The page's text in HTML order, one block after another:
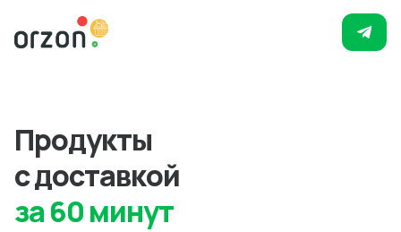
Продукты
с доставкой
за 60 минут